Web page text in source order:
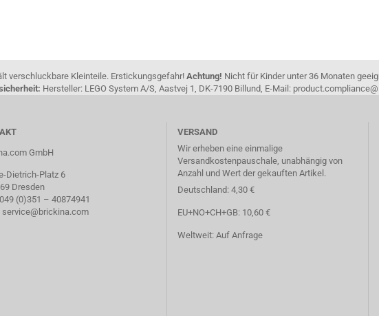
verschluckbare Kleinteile. Erstickungsgefahr! Achtung! Nicht für Kinder unter 36 Monaten
Hersteller: LEGO System A/S, Aastvej 1, DK-7190 Billund, E-Mail:
GmbH
Dietrich-Platz 6
Dresden
(0)351 – 40874941
service@brickina.com
VERSAND
Wir erheben eine einmalige
Versandkostenpauschale, unabhängig von
Anzahl und Wert der gekauften Artikel.
Deutschland: 4,30 €
EU+NO+CH+GB: 10,60 €
Weltweit: Auf Anfrage